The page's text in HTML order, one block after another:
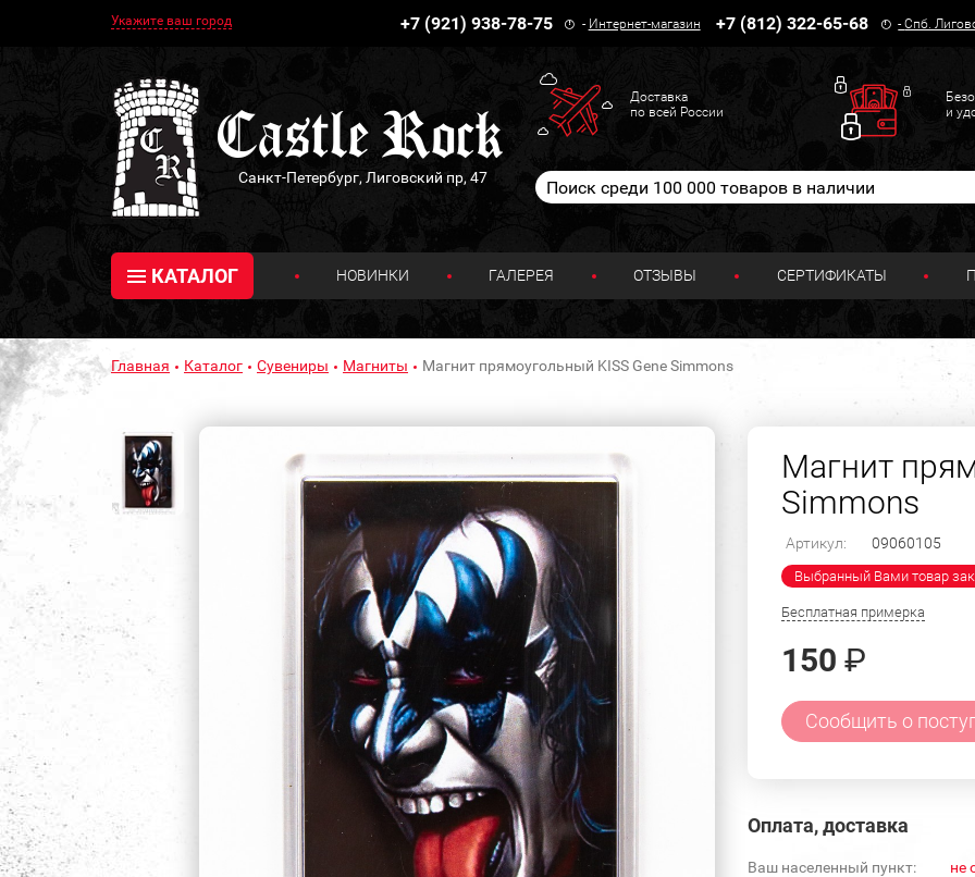
Укажите ваш город +7 (921) 938-78-75 - Интернет-магазин +7 (812) 322-65-68 -Спб.
Санкт-Петербург, Лиговский пр, 47
Доставка
по всей России
и
КАТАЛОГ НОВИНКИ ГАЛЕРЕЯ ОТЗЫВЫ СЕРТИФИКАТЫ
Главная Каталог Сувениры Магниты Магнит прямоугольный KISS Gene Simmons
Магнит
Simmons
Артикул: 09060105
Выбранный Вами товар
Бесплатная примерка
150 ₽
Сообщить о
Оплата, доставка
Ваш населенный пункт: не